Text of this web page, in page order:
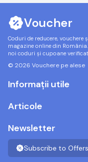
Voucher
Coduri de reducere,
magazine online din
noi coduri și cupoane
© 2026 Vouchere pe alese
Informații utile
Articole
Newsletter
Subscribe to Offers